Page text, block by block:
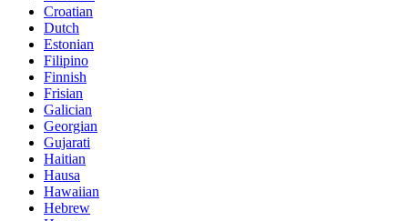
Croatian
Dutch
Estonian
Filipino
Finnish
Frisian
Galician
Georgian
Gujarati
Haitian
Hausa
Hawaiian
Hebrew